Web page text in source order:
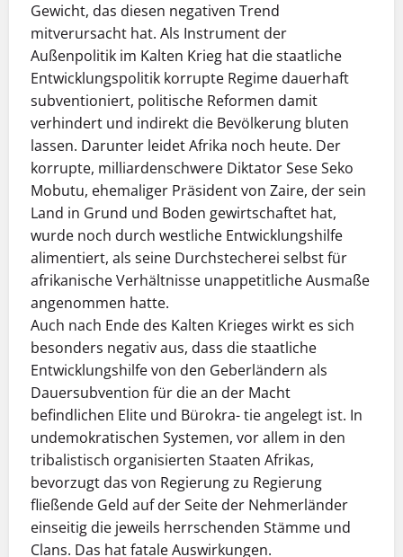
Gewicht, das diesen negativen Trend
mitverursacht hat. Als Instrument der
Außenpolitik im Kalten Krieg hat die staatliche
Entwicklungspolitik korrupte Regime dauerhaft
subventioniert, politische Reformen damit
verhindert und indirekt die Bevölkerung bluten
lassen. Darunter leidet Afrika noch heute. Der
korrupte, milliardenschwere Diktator Sese Seko
Mobutu, ehemaliger Präsident von Zaire, der sein
Land in Grund und Boden gewirtschaftet hat,
wurde noch durch westliche Entwicklungshilfe
alimentiert, als seine Durchstecherei selbst für
afrikanische Verhältnisse unappetitliche Ausmaße
angenommen hatte.
Auch nach Ende des Kalten Krieges wirkt es sich
besonders negativ aus, dass die staatliche
Entwicklungshilfe von den Geberländern als
Dauersubvention für die an der Macht
befindlichen Elite und Bürokra- tie angelegt ist. In
undemokratischen Systemen, vor allem in den
tribalistisch organisierten Staaten Afrikas,
bevorzugt das von Regierung zu Regierung
fließende Geld auf der Seite der Nehmerländer
einseitig die jeweils herrschenden Stämme und
Clans. Das hat fatale Auswirkungen.